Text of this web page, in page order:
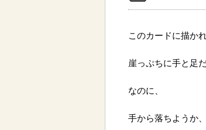
このカードに描か
崖っぷちに手と足
なのに、
手から落ちようか、